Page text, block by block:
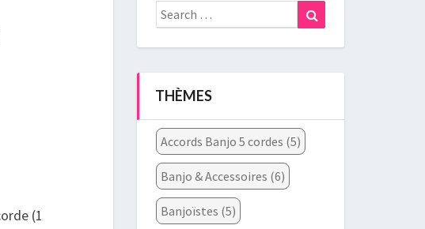
(1
Search
for:
THÈMES
Accords Banjo 5 cordes (5)
Banjo & Accessoires (6)
Banjoïstes (5)